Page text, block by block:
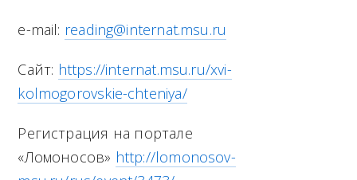
e-mail: reading@internat.msu.ru
Сайт: https://internat.msu.ru/xvi-
kolmogorovskie-chteniya/
Регистрация на портале
«Ломоносов» http://lomonosov-